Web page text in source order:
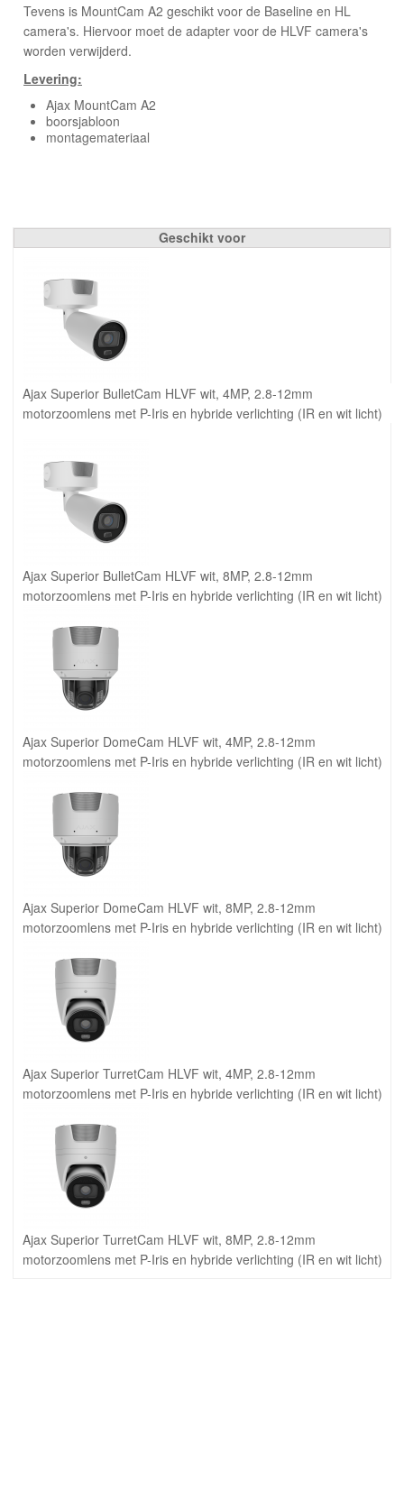
Tevens is MountCam A2 geschikt voor de Baseline en HL
camera's. Hiervoor moet de adapter voor de HLVF camera's
worden verwijderd.
Levering:
Ajax MountCam A2
boorsjabloon
montagemateriaal
Geschikt voor
Ajax Superior BulletCam HLVF wit, 4MP, 2.8-12mm
motorzoomlens met P-Iris en hybride verlichting (IR en wit licht)
Ajax Superior BulletCam HLVF wit, 8MP, 2.8-12mm
motorzoomlens met P-Iris en hybride verlichting (IR en wit licht)
Ajax Superior DomeCam HLVF wit, 4MP, 2.8-12mm
motorzoomlens met P-Iris en hybride verlichting (IR en wit licht)
Ajax Superior DomeCam HLVF wit, 8MP, 2.8-12mm
motorzoomlens met P-Iris en hybride verlichting (IR en wit licht)
Ajax Superior TurretCam HLVF wit, 4MP, 2.8-12mm
motorzoomlens met P-Iris en hybride verlichting (IR en wit licht)
Ajax Superior TurretCam HLVF wit, 8MP, 2.8-12mm
motorzoomlens met P-Iris en hybride verlichting (IR en wit licht)